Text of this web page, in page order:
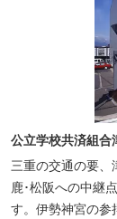
公立学校共済組合
三重の交通の要、
鹿･松阪への中継
す。伊勢神宮の参